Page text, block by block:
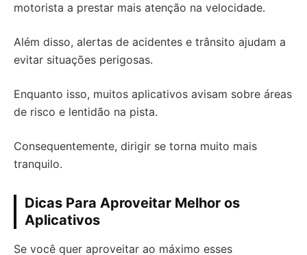
motorista a prestar mais atenção na velocidade.
Além disso, alertas de acidentes e trânsito ajudam a
evitar situações perigosas.
Enquanto isso, muitos aplicativos avisam sobre áreas
de risco e lentidão na pista.
Consequentemente, dirigir se torna muito mais
tranquilo.
Dicas Para Aproveitar Melhor os
Aplicativos
Se você quer aproveitar ao máximo esses